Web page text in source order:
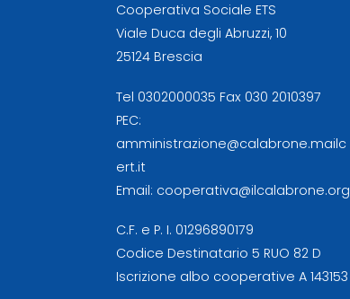
Cooperativa Sociale ETS
Viale Duca degli Abruzzi, 10
25124 Brescia
Tel 0302000035 Fax 030 2010397
PEC:
amministrazione@calabrone.mailc
ert.it
Email: cooperativa@ilcalabrone.org
C.F. e P. I. 01296890179
Codice Destinatario 5 RUO 82 D
Iscrizione albo cooperative A 143153